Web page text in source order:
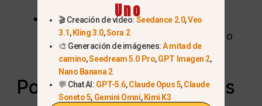
Proyectos personales:Personaliza
fotos con texto o firmas para regalos o
portafolios.
Por qué Nano Banana es
Uno
🎬 Creación de vídeo: Seedance 2.0,Veo
3.1, Kling 3.0,Sora 2
🎨 Generación de imágenes:A mitad de
camino,Seedream 5.0 Pro,GPT Imagen 2,
Nano Banana 2
💬 Chat AI: GPT-5.6,Claude Opus 5,Claude
Soneto 5, Gemini Omni, Kimi K3